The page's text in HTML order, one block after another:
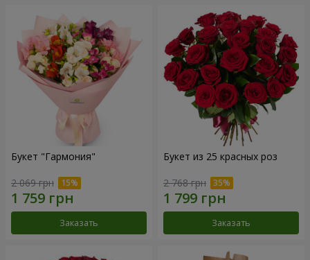
Букет "Гармония"
2 069 грн
Заказать
Букет из 25 красных роз
2 768 грн
Заказать